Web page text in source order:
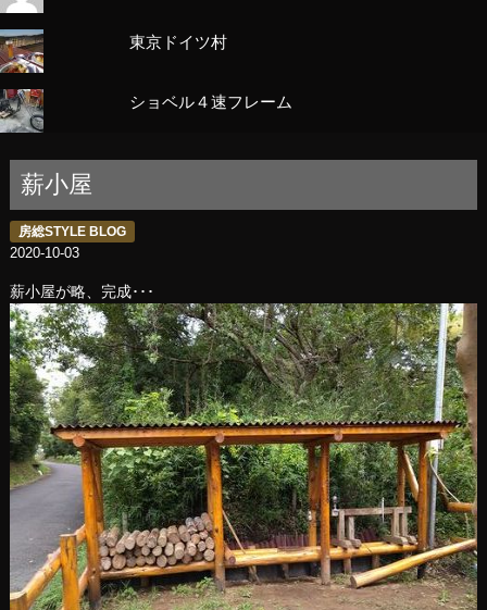
東京ドイツ村
ショベル４速フレーム
薪小屋
房総STYLE BLOG
2020-10-03
薪小屋が略、完成･･･